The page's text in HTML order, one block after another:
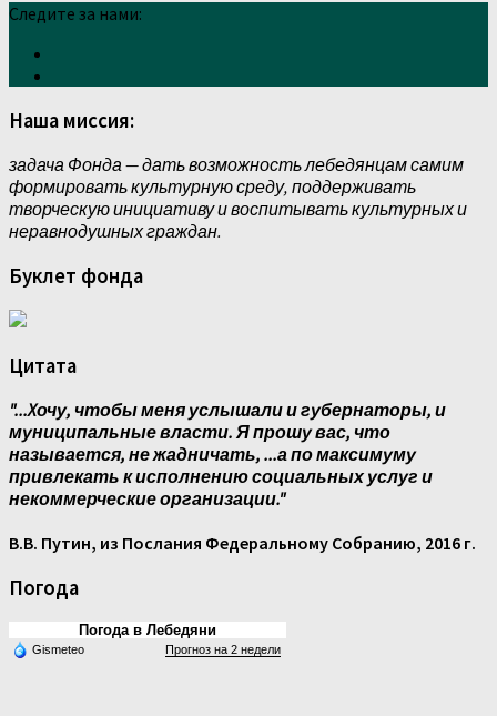
Следите за нами:
Наша миссия:
задача Фонда — дать возможность лебедянцам самим
формировать культурную среду, поддерживать
творческую инициативу и воспитывать культурных и
неравнодушных граждан.
Буклет фонда
Цитата
"...Xочу, чтобы меня услышали и губернаторы, и
муниципальные власти. Я прошу вас, что
называется, не жадничать, ...а по максимуму
привлекать к исполнению социальных услуг и
некоммерческие организации."
В.В. Путин, из Послания Федеральному Собранию, 2016 г.
Погода
Погода в Лебедяни
Gismeteo Прогноз на 2 недели